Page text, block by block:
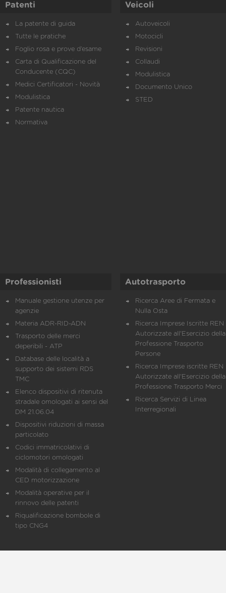
Patenti
La patente di guida
Tutte le pratiche
Foglio rosa e prove d’esame
Carta di Qualificazione del
Conducente (CQC)
Medici Certificatori - Novità
Modulistica
Patente nautica
Normativa
Veicoli
Autoveicoli
Motocicli
Revisioni
Collaudi
Modulistica
Documento Unico
STED
Professionisti
Manuale gestione utenze per
agenzie
Materia ADR-RID-ADN
Trasporto delle merci
deperibili - ATP
Database delle località a
supporto dei sistemi RDS
TMC
Elenco dispositivi di ritenuta
stradale omologati ai sensi del
DM 21.06.04
Dispositivi riduzioni di massa
particolato
Codici immatricolativi di
ciclomotori omologati
Modalità di collegamento al
CED motorizzazione
Modalità operative per il
rinnovo delle patenti
Riqualificazione bombole di
tipo CNG4
Autotrasporto
Ricerca Aree di Fermata e
Nulla Osta
Ricerca Imprese Iscritte REN
Autorizzate all'Esercizio della
Professione Trasporto
Persone
Ricerca Imprese iscritte REN
Autorizzate all'Esercizio della
Professione Trasporto Merci
Ricerca Servizi di Linea
Interregionali